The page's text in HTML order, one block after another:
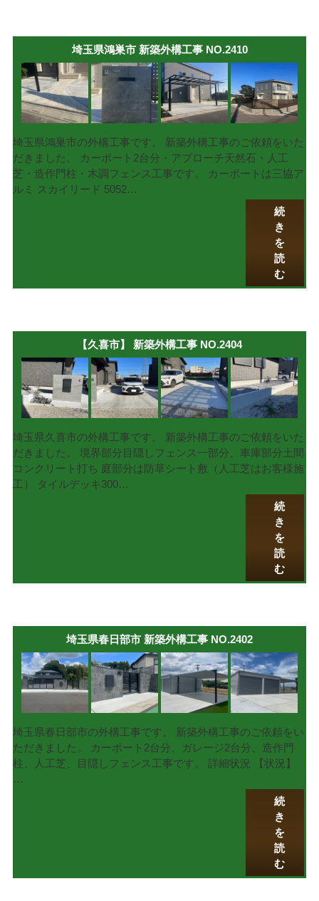
埼玉県鴻巣市 新築外構工事 NO.2410
埼玉県鴻巣市の外構工事です。 新築外構工事のご依頼をいた
だきました。 カーポート2台分・アプローチ天然石・人工
芝・造作門柱・木調フェンス工事です。 カーポートは三協ア
ルミ スカイリード 5052…
続
き
を
読
む
【久喜市】 新築外構工事 NO.2404
埼玉県久喜市の外構工事です。 新築外構工事のご依頼をいた
だきました。 境界部分目隠しフェンス一部分、車庫部分土間
コンクリート打ち 庭部分は防草シート敷（人工芝はお客様施
工） タイルデッキ300…
続
き
を
読
む
埼玉県春日部市 新築外構工事 NO.2402
埼玉県春日部市の外構工事です。 新築外構工事のご依頼をい
ただきました。 カーポート2台分、ガレージ2台分、造作門
柱、人工芝、目隠しフェンス工事です。 詳細状況 【状況】
…
続
き
を
読
む